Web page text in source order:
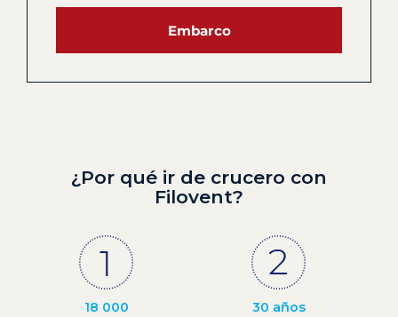
Embarco
¿Por qué ir de crucero con
Filovent?
18 000
30 años